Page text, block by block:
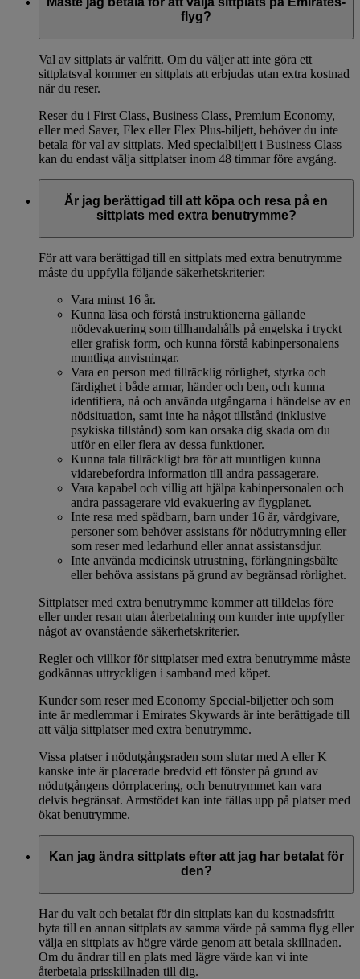
flyg?
Val av sittplats är valfritt. Om du väljer att inte göra ett
sittplatsval kommer en sittplats att erbjudas utan extra kostnad
när du reser.
Reser du i First Class, Business Class, Premium Economy,
eller med Saver, Flex eller Flex Plus-biljett, behöver du inte
betala för val av sittplats. Med specialbiljett i Business Class
kan du endast välja sittplatser inom 48 timmar före avgång.
Är jag berättigad till att köpa och resa på en
sittplats med extra benutrymme?
För att vara berättigad till en sittplats med extra benutrymme
måste du uppfylla följande säkerhetskriterier:
Vara minst 16 år.
Kunna läsa och förstå instruktionerna gällande
nödevakuering som tillhandahålls på engelska i tryckt
eller grafisk form, och kunna förstå kabinpersonalens
muntliga anvisningar.
Vara en person med tillräcklig rörlighet, styrka och
färdighet i både armar, händer och ben, och kunna
identifiera, nå och använda utgångarna i händelse av en
nödsituation, samt inte ha något tillstånd (inklusive
psykiska tillstånd) som kan orsaka dig skada om du
utför en eller flera av dessa funktioner.
Kunna tala tillräckligt bra för att muntligen kunna
vidarebefordra information till andra passagerare.
Vara kapabel och villig att hjälpa kabinpersonalen och
andra passagerare vid evakuering av flygplanet.
Inte resa med spädbarn, barn under 16 år, vårdgivare,
personer som behöver assistans för nödutrymning eller
som reser med ledarhund eller annat assistansdjur.
Inte använda medicinsk utrustning, förlängningsbälte
eller behöva assistans på grund av begränsad rörlighet.
Sittplatser med extra benutrymme kommer att tilldelas före
eller under resan utan återbetalning om kunder inte uppfyller
något av ovanstående säkerhetskriterier.
Regler och villkor för sittplatser med extra benutrymme måste
godkännas uttryckligen i samband med köpet.
Kunder som reser med Economy Special-biljetter och som
inte är medlemmar i Emirates Skywards är inte berättigade till
att välja sittplatser med extra benutrymme.
Vissa platser i nödutgångsraden som slutar med A eller K
kanske inte är placerade bredvid ett fönster på grund av
nödutgångens dörrplacering, och benutrymmet kan vara
delvis begränsat. Armstödet kan inte fällas upp på platser med
ökat benutrymme.
Kan jag ändra sittplats efter att jag har betalat för
den?
Har du valt och betalat för din sittplats kan du kostnadsfritt
byta till en annan sittplats av samma värde på samma flyg eller
välja en sittplats av högre värde genom att betala skillnaden.
Om du ändrar till en plats med lägre värde kan vi inte
återbetala prisskillnaden till dig.